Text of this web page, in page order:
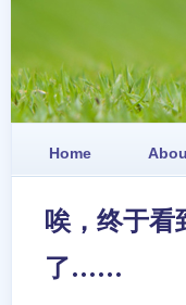
Home
唉，终于看
了……